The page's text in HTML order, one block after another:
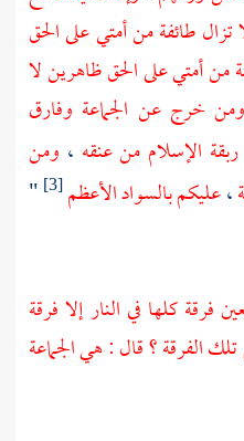
تزال طائفة من أمتي على الحق
من أمتي على الحق ظاهرين لا
ومن خرج عن الجماعة وفارق
الإسلام من عنقه ، ومن
،عليكم بالسواد الأعظم [3]
"
فرقة كلها في النار إلا فرقة
الفرقة ؟ قال : هي الجماعة